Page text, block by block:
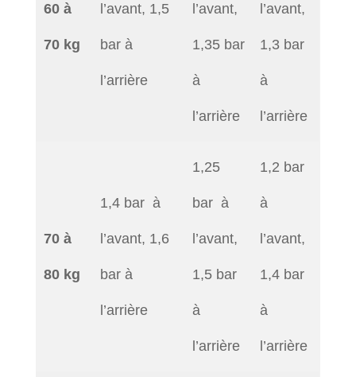
60 à
70 kg
l’avant, 1,5
bar à
l’arrière
l’avant,
1,35 bar
à
l’arrière
l’avant,
1,3 bar
à
l’arrière
70 à
80 kg
1,4 bar à
l’avant, 1,6
bar à
l’arrière
1,25
bar à
l’avant,
1,5 bar
à
l’arrière
1,2 bar
à
l’avant,
1,4 bar
à
l’arrière